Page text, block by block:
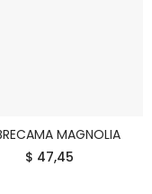
COMPRARMAGNOLIA
$ 47,45